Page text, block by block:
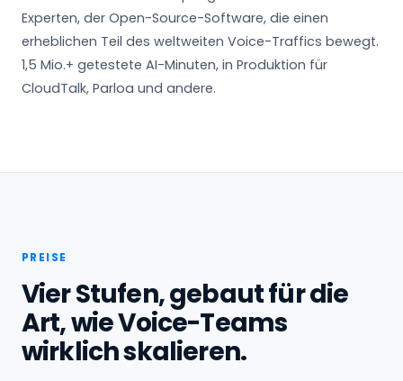
Experten, der Open-Source-Software, die einen
erheblichen Teil des weltweiten Voice-Traffics bewegt.
1,5 Mio.+ getestete AI-Minuten, in Produktion für
CloudTalk, Parloa und andere.
PREISE
Vier Stufen, gebaut für die
Art, wie Voice-Teams
wirklich skalieren.